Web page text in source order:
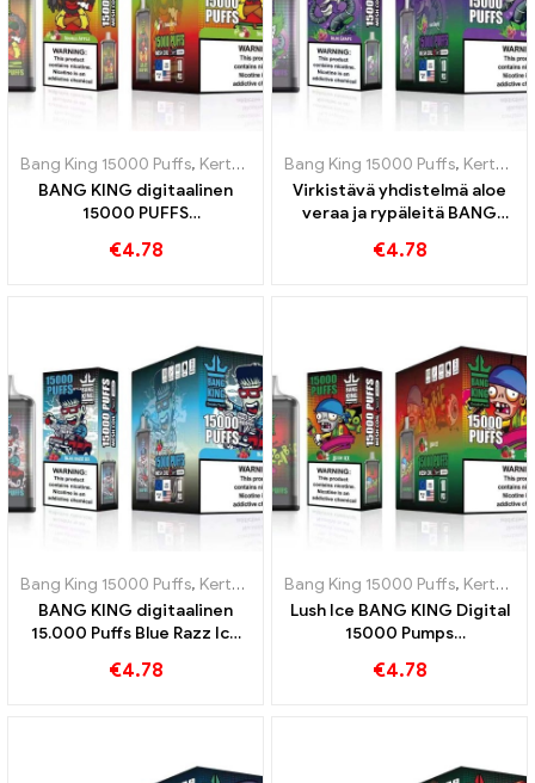
Bang King 15000 Puffs, Kertakäyttöiset e-savukkeet Ruotsi ,
BANG KING digitaalinen
15000 PUFFS
sähkötupakka Herkullinen
€4.78
Bang King 15000 Puffs, Kertakäyttöiset e-savukkeet Ruotsi
Virkistävä yhdistelmä aloe
veraa ja rypäleitä BANG
kertakäyttöinen e-savuke
€4.78
Bang King 15000 Puffs, Kertakäyttöiset e-savukkeet Ruotsi ,
BANG KING digitaalinen
15.000 Puffs Blue Razz Ice
kertakäyttöinen
€4.78
Bang King 15000 Puffs, Kertakäyttöiset e-savukkeet Ruotsi
Lush Ice BANG KING Digital
15000 Pumps
sähkösavuke 15000 Puff
€4.78